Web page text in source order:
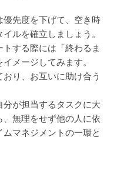
先度を下げて、空き時
ルを確立しましょう。
する際には「終わるま
メージしてみます。
り、お互いに助け合う
が担当するタスクに大
無理をせず他の人に依
マネジメントの一環と